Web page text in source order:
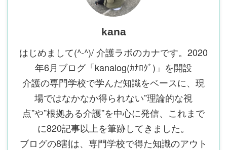
kana
はじめまして(^-^)/ 介護ラボのカナです。2020
年6月ブログ「kanalog(ｶﾅﾛｸﾞ)」を開設
介護の専門学校で学んだ知識をベースに、現
場ではなかなか得られない”理論的な視
点”や”根拠ある介護”を中心に発信、これまで
に820記事以上を筆跡してきました。
ブログの8割は、専門学校で得た知識のアウト